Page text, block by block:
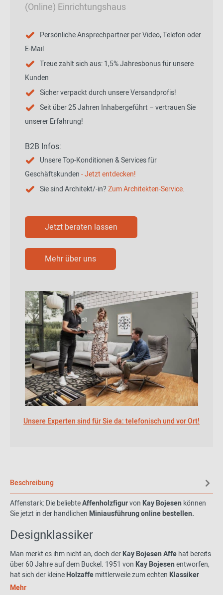
(Online) Einrichtungshaus
Persönliche Ansprechpartner per Video, Telefon oder
E-Mail
Treue zahlt sich aus: 1,5% Jahresbonus für unsere
Kunden
Sicher verpackt durch unsere Versandprofis!
Seit über 25 Jahren Inhabergeführt – vertrauen Sie
unserer Erfahrung!
B2B Infos:
Unsere Top-Konditionen & Services für
Geschäftskunden- Jetzt entdecken!
Sie sind Architekt/-in?Zum Architekten-Service.
Jetzt beraten lassen
Mehr über uns
Unsere Experten sind für Sie da: telefonisch und vor Ort!
Beschreibung
Affenstark: Die beliebteAffenholzfigurvon Kay Bojesenkönnen
Sie jetzt in der handlichen Miniausführung online bestellen.
Designklassiker
Man merkt es ihm nicht an, doch derKay Bojesen Affehat bereits
über 60 Jahre auf dem Buckel. 1951 von Kay Bojesenentworfen,
hat sich der kleineHolzaffemittlerweile zum echten Klassiker
entpuppt.
Mehr